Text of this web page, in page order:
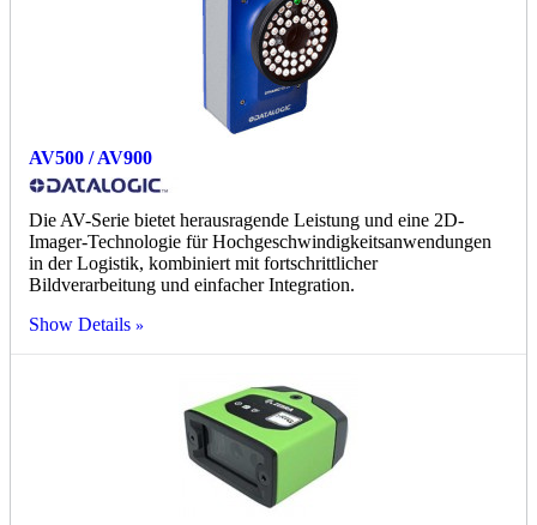
AV500 / AV900
Die AV-Serie bietet herausragende Leistung und eine 2D-
Imager-Technologie für Hochgeschwindigkeitsanwendungen
in der Logistik, kombiniert mit fortschrittlicher
Bildverarbeitung und einfacher Integration.
Show Details